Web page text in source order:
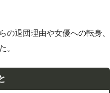
の退団理由や女優への転身、
。